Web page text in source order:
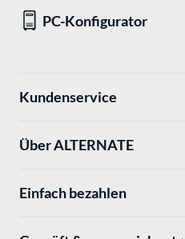
PC-Konfigurator
Kundenservice
Über ALTERNATE
Einfach bezahlen